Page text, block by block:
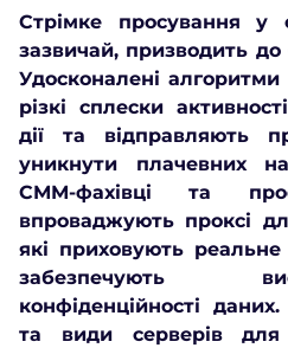
Стрімке просування у
зазвичай, призводить до
Удосконалені
різкі сплески
дії та відправляють
уникнути плачевних
СММ-фахівці та
впроваджують проксі
які приховують
забезпечують
конфіденційності
та види серверів